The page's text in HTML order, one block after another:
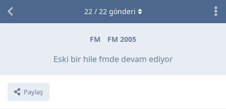
FM FM 2005
Eski bir hile fmde devam ediyor
Paylaş
22/ 22gönderi